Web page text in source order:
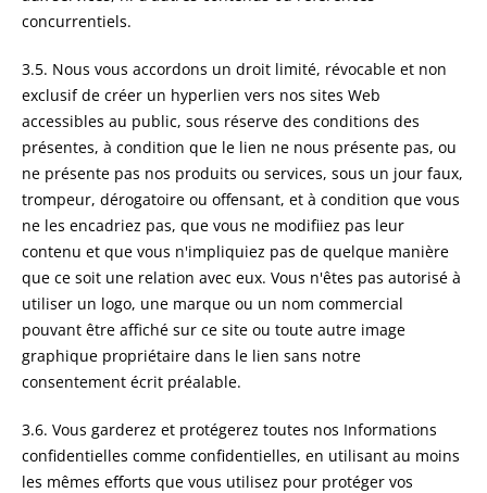
concurrentiels.
3.5. Nous vous accordons un droit limité, révocable et non
exclusif de créer un hyperlien vers nos sites Web
accessibles au public, sous réserve des conditions des
présentes, à condition que le lien ne nous présente pas, ou
ne présente pas nos produits ou services, sous un jour faux,
trompeur, dérogatoire ou offensant, et à condition que vous
ne les encadriez pas, que vous ne modifiiez pas leur
contenu et que vous n'impliquiez pas de quelque manière
que ce soit une relation avec eux. Vous n'êtes pas autorisé à
utiliser un logo, une marque ou un nom commercial
pouvant être affiché sur ce site ou toute autre image
graphique propriétaire dans le lien sans notre
consentement écrit préalable.
3.6. Vous garderez et protégerez toutes nos Informations
confidentielles comme confidentielles, en utilisant au moins
les mêmes efforts que vous utilisez pour protéger vos